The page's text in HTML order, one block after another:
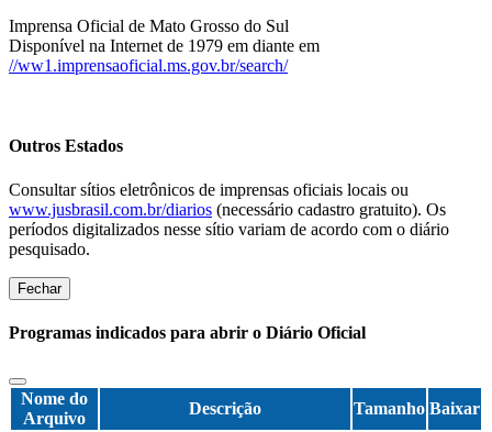
Imprensa Oficial de Mato Grosso do Sul
Disponível na Internet de 1979 em diante em
//ww1.imprensaoficial.ms.gov.br/search/
Outros Estados
Consultar sítios eletrônicos de imprensas oficiais locais ou
www.jusbrasil.com.br/diarios (necessário cadastro gratuito). Os
períodos digitalizados nesse sítio variam de acordo com o diário
pesquisado.
Fechar
Programas indicados para abrir o Diário Oficial
Nome do
Arquivo
Descrição Tamanho Baixar